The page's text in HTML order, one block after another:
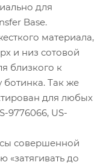
для
Base.
материала,
и низ сотовой
близкого к
ботинка. Так же
для любых
9776066, US-
совершенной
«затягивать до